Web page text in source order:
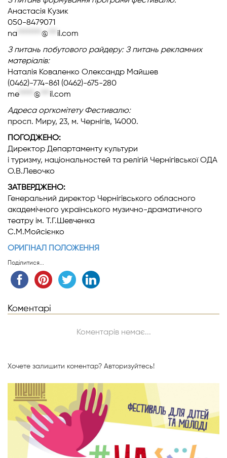
Анастасія Кузик
050-8479071
na ******** @ *** il.com
З питань побутового райдеру: З питань рекламних
матеріалів:
Наталія Коваленко Олександр Майшев
(0462)-774-861 (0462)-675-280
me***** @ *** il.com
Адреса оргкомітету Фестивалю:
просп. Миру, 23, м. Чернігів, 14000.
ПОГОДЖЕНО:
Директор Департаменту культури
і туризму, національностей та релігій Чернігівської ОДА
О.В.Левочко
ЗАТВЕРДЖЕНО:
Генеральний директор Чернігівського обласного
академічного українського музично-драматичного
театру ім. Т.Г.Шевченка
С.М.Мойсієнко
ОРИГІНАЛ ПОЛОЖЕННЯ
Поділитися...
Коментарі
Коментарів немає...
Хочете залишити коментар? Авторизуйтесь!